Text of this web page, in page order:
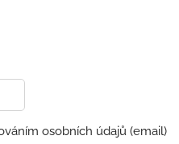
osobních údajů (email)